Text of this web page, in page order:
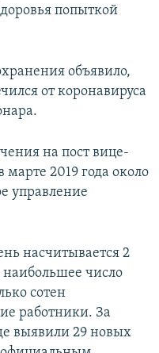
попыткой
объявило,
от коронавируса
на пост вице-
2019 года около
управление
насчитывается 2
число
сотен
работники. За
выявили 29 новых